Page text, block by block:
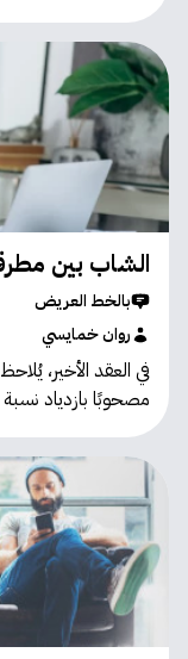
الشاب بين
بالخط العريض
روان خمايسي
في العقد الأخير،
مصحوبًا بازدياد نسبة